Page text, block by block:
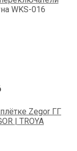
WKS-016
Zegor ГГ
| TROYA